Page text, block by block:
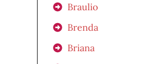
Braulio
Brenda
Briana